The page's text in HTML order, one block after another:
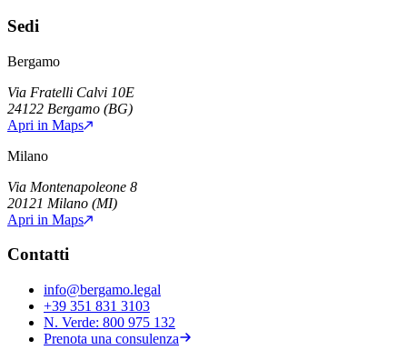
Sedi
Bergamo
Via Fratelli Calvi 10E
24122 Bergamo (BG)
Apri in Maps
Milano
Via Montenapoleone 8
20121 Milano (MI)
Apri in Maps
Contatti
info@bergamo.legal
+39 351 831 3103
N. Verde: 800 975 132
Prenota una consulenza